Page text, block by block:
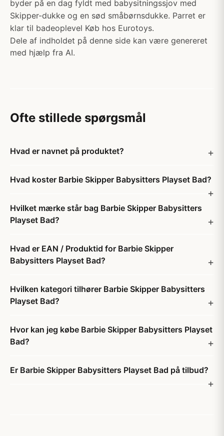
byder på en dag fyldt med babysitningssjov med
Skipper-dukke og en sød småbørnsdukke. Parret er
klar til badeoplevel Køb hos Eurotoys.
Dele af indholdet på denne side kan være genereret
med hjælp fra AI.
Ofte stillede spørgsmål
Hvad er navnet på produktet?
Hvad koster Barbie Skipper Babysitters Playset Bad?
Hvilket mærke står bag Barbie Skipper Babysitters
Playset Bad?
Hvad er EAN / Produktid for Barbie Skipper
Babysitters Playset Bad?
Hvilken kategori tilhører Barbie Skipper Babysitters
Playset Bad?
Hvor kan jeg købe Barbie Skipper Babysitters Playset
Bad?
Er Barbie Skipper Babysitters Playset Bad på tilbud?